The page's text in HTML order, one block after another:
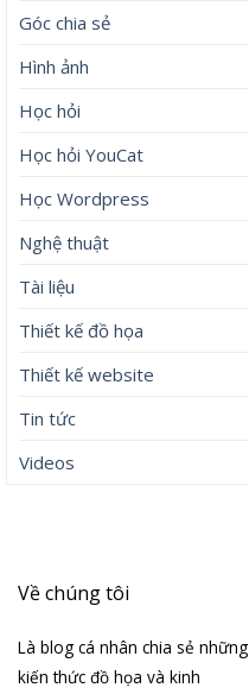
Góc chia sẻ
Hình ảnh
Học hỏi
Học hỏi YouCat
Học Wordpress
Nghệ thuật
Tài liệu
Thiết kế đồ họa
Thiết kế website
Tin tức
Videos
Về chúng tôi
Là blog cá nhân chia sẻ những
kiến thức đồ họa và kinh